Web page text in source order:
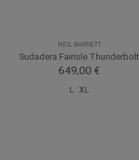
NEIL BARRETT
Sudadera Fairisle Thunderbolt
649,00 €
L XL